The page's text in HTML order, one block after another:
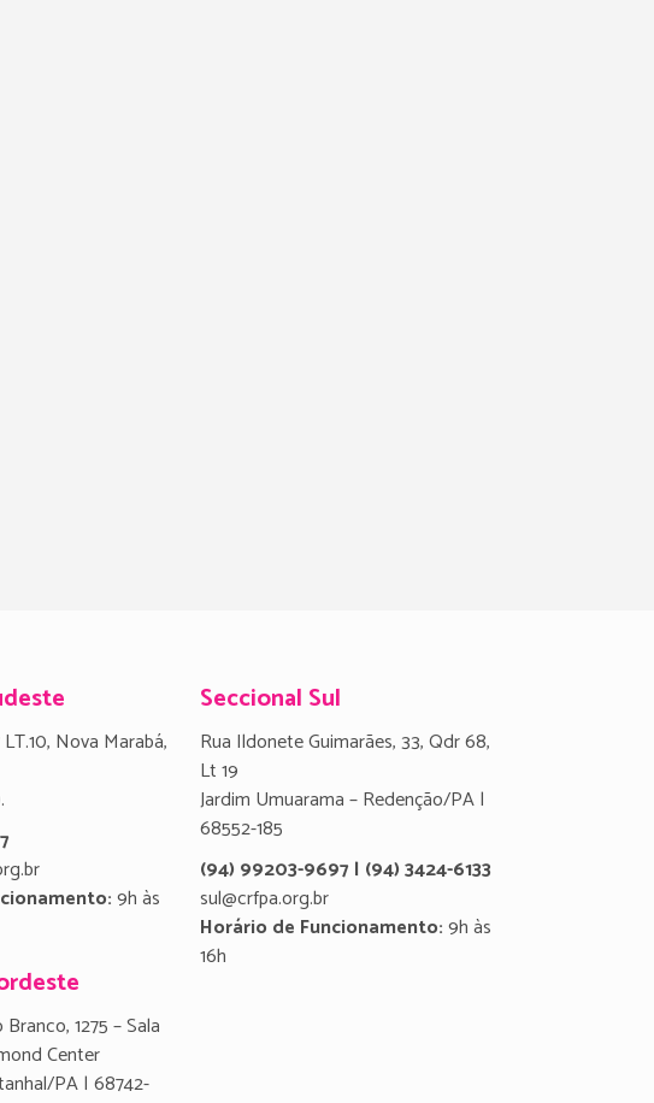
Nova Marabá,
9h às
1275 – Sala
Center
PA | 68742-
Seccional Sul
Rua Ildonete Guimarães, 33, Qdr 68,
Lt 19
Jardim Umuarama – Redenção/PA |
68552-185
(94) 99203-9697 | (94) 3424-6133
sul@crfpa.org.br
Horário de Funcionamento:9h às
16h